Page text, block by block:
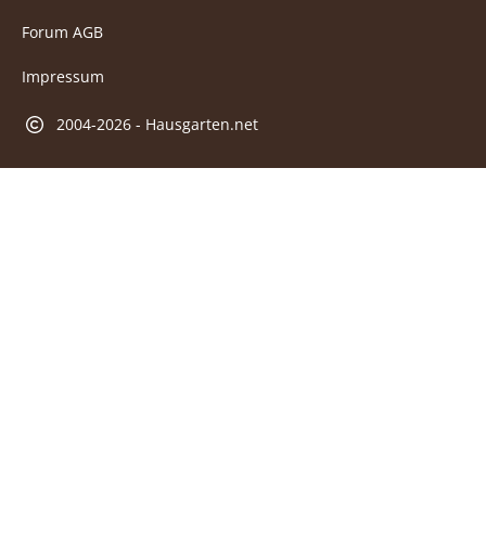
Forum AGB
Impressum
2004-2026 - Hausgarten.net